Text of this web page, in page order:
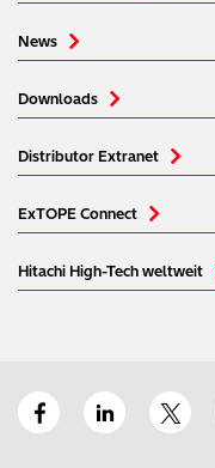
News
Downloads
Distributor Extranet
ExTOPE Connect
Hitachi High-Tech weltweit